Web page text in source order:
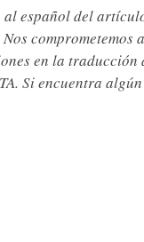
español del
en la
Si encuentra